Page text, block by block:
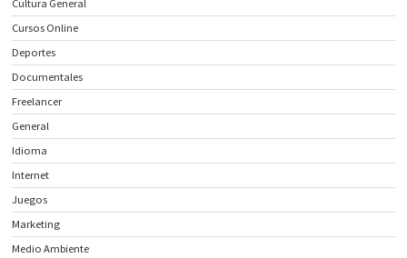
Cultura General
Cursos Online
Deportes
Documentales
Freelancer
General
Idioma
Internet
Juegos
Marketing
Medio Ambiente